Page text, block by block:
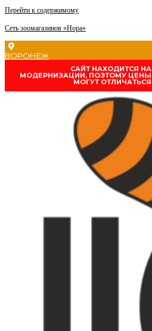
Перейти к содержимому
Сеть зоомагазинов «Нора»
ВОРОНЕЖ
CАЙТ НАХОДИТСЯ НА
МОДЕРНИЗАЦИИ, ПОЭТОМУ ЦЕНЫ
МОГУТ ОТЛИЧАТЬСЯ